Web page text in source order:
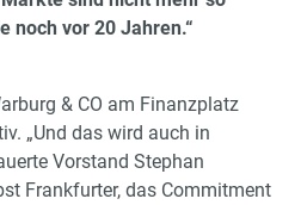
noch vor 20 Jahren.“
& CO am Finanzplatz
„Und das wird auch in
Vorstand Stephan
Frankfurter, das Commitment